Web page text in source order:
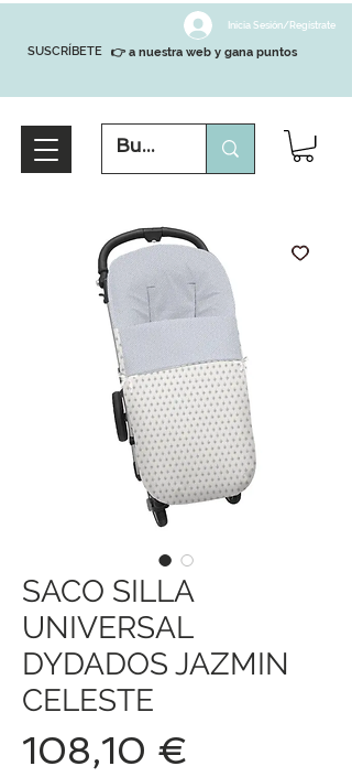
SUSCRÍBETE
Inicia Sesión/Regístrate
👉 a nuestra web y gana puntos
SACO SILLA
UNIVERSAL
DYDADOS JAZMIN
CELESTE
108,10 €